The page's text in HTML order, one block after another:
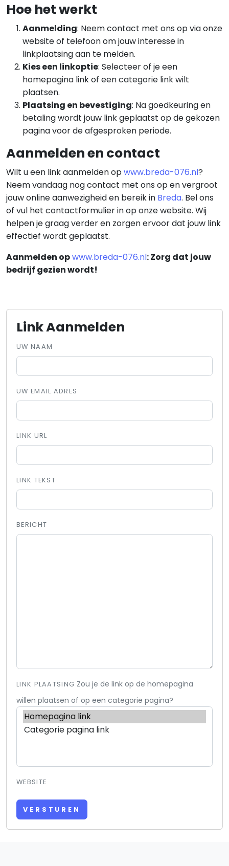
Hoe het werkt
Aanmelding: Neem contact met ons op via onze
website of telefoon om jouw interesse in
linkplaatsing aan te melden.
Kies een linkoptie: Selecteer of je een
homepagina link of een categorie link wilt
plaatsen.
Plaatsing en bevestiging: Na goedkeuring en
betaling wordt jouw link geplaatst op de gekozen
pagina voor de afgesproken periode.
Aanmelden en contact
Wilt u een link aanmelden opwww.breda-076.nl?
Neem vandaag nog contact met ons op en vergroot
jouw online aanwezigheid en bereik in Breda. Bel ons
of vul het contactformulier in op onze website. Wij
helpen je graag verder en zorgen ervoor dat jouw link
effectief wordt geplaatst.
Aanmelden opwww.breda-076.nl: Zorg dat jouw
bedrijf gezien wordt!
Link Aanmelden
UW NAAM
UW EMAIL ADRES
LINK URL
LINK TEKST
BERICHT
LINK PLAATSING Zou je de link op de homepagina
willen plaatsen of op een categorie pagina?
WEBSITE
VERSTUREN